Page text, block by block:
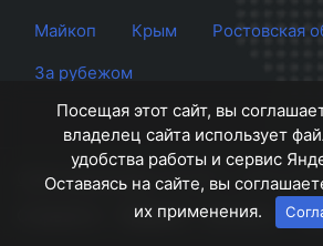
Майкоп
Крым
Ростовская
За рубежом
Сайт Краснодара
© 2012 - 2026 СМИ
Правила Контакты
Посещая этот сайт, вы
владелец сайта использует
удобства работы и сервис
Оставаясь на сайте, вы
их применения.